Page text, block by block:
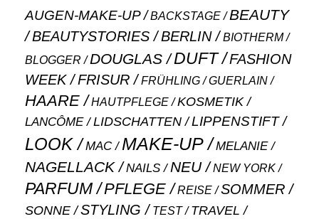
AUGEN-MAKE-UP BACKSTAGE BEAUTY
BEAUTYSTORIES BERLIN
BIOTHERM
BLOGGER
DOUGLAS DUFT
FASHION
WEEK
FRISUR FRÜHLING GUERLAIN
HAARE HAUTPFLEGE
KOSMETIK
LANCÔME
LIDSCHATTEN LIPPENSTIFT
LOOK MAC MAKE-UP MELANIE
NAGELLACK NAILS NEU NEW YORK
PARFUM PFLEGE REISE SOMMER
SONNE STYLING TEST TRAVEL